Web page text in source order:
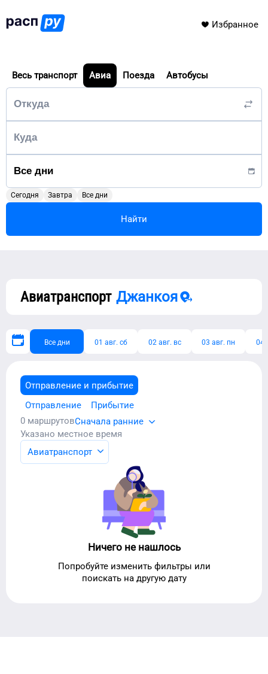
Избранное
Весь транспорт Авиа Поезда Автобусы
Сегодня Завтра Все дни
Найти
Авиатранспорт Джанкоя
Все дни 01 авг. сб 02 авг. вс 03 авг. пн 04
Отправление и прибытие
Отправление
Прибытие
0 маршрутовСначала ранние
Указано местное время
Авиатранспорт
Ничего не нашлось
Попробуйте изменить фильтры или
поискать на другую дату